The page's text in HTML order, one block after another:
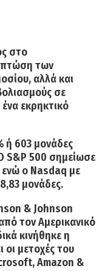
στο
των
αλλά και
σε
εκρηκτικό
ή 603 μονάδες
S&P 500 σημείωσε
ενώ ο Nasdaq με
μονάδες.
& Johnson
τον Αμερικανικό
κινήθηκε η
οι μετοχές του
Amazon &